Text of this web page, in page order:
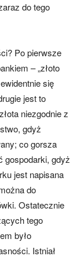
do tego
Po pierwsze
– „złoto
się
jest to
niezgodnie z
gdyż
co gorsza
gospodarki, gdyż
jest napisana
do
Ostatecznie
tego
było
Istniał